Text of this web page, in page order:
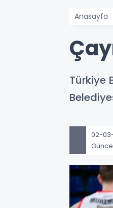
Anasayfa
Türkiye
02-